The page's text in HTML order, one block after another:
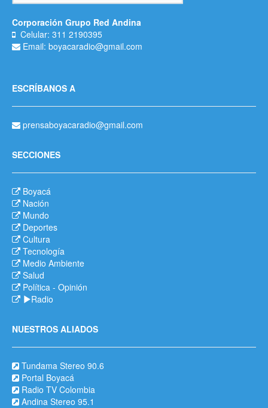
Corporación Grupo Red Andina
Celular: 311 2190395
Email: boyacaradio@gmail.com
ESCRÍBANOS A
prensaboyacaradio@gmail.com
SECCIONES
Boyacá
Nación
Mundo
Deportes
Cultura
Tecnología
Medio Ambiente
Salud
Política - Opinión
Radio
NUESTROS ALIADOS
Tundama Stereo 90.6
Portal Boyacá
Radio TV Colombia
Andina Stereo 95.1